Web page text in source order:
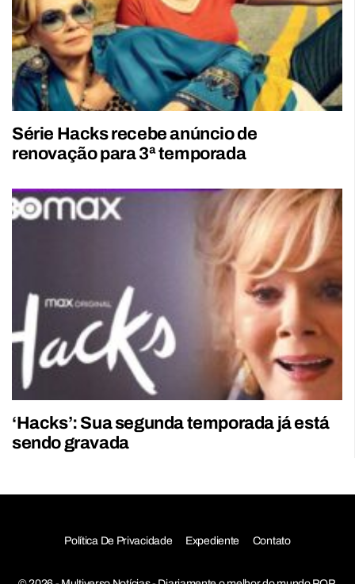
Série Hacks recebe anúncio de
renovação para 3ª temporada
‘Hacks’: Sua segunda temporada já está
sendo gravada
Política De Privacidade Expediente Contato